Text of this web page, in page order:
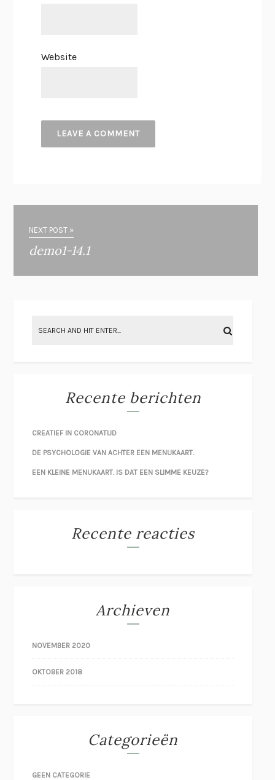
Website
NEXT POST »
demo1-14.1
Recente berichten
CREATIEF IN CORONATIJD
DE PSYCHOLOGIE VAN ACHTER EEN MENUKAART.
EEN KLEINE MENUKAART. IS DAT EEN SLIMME KEUZE?
Recente reacties
Archieven
NOVEMBER 2020
OKTOBER 2018
Categorieën
GEEN CATEGORIE